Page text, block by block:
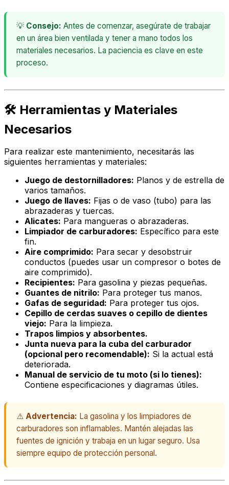
💡 Consejo: Antes de comenzar, asegúrate de trabajar
en un área bien ventilada y tener a mano todos los
materiales necesarios. La paciencia es clave en este
proceso.
🛠️ Herramientas y Materiales
Necesarios
Para realizar este mantenimiento, necesitarás las
siguientes herramientas y materiales:
Juego de destornilladores: Planos y de estrella de
varios tamaños.
Juego de llaves: Fijas o de vaso (tubo) para las
abrazaderas y tuercas.
Alicates: Para mangueras o abrazaderas.
Limpiador de carburadores: Específico para este
fin.
Aire comprimido: Para secar y desobstruir
conductos (puedes usar un compresor o botes de
aire comprimido).
Recipientes: Para gasolina y piezas pequeñas.
Guantes de nitrilo: Para proteger tus manos.
Gafas de seguridad: Para proteger tus ojos.
Cepillo de cerdas suaves o cepillo de dientes
viejo: Para la limpieza.
Trapos limpios y absorbentes.
Junta nueva para la cuba del carburador
(opcional pero recomendable): Si la actual está
deteriorada.
Manual de servicio de tu moto (si lo tienes):
Contiene especificaciones y diagramas útiles.
⚠️ Advertencia: La gasolina y los limpiadores de
carburadores son inflamables. Mantén alejadas las
fuentes de ignición y trabaja en un lugar seguro. Usa
siempre equipo de protección personal.